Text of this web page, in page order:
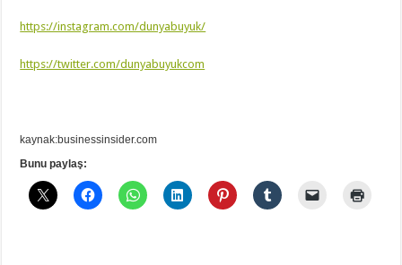
https://instagram.com/dunyabuyuk/
https://twitter.com/dunyabuyukcom
kaynak:businessinsider.com
Bunu paylaş: